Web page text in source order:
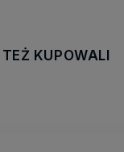
KUPOWALI